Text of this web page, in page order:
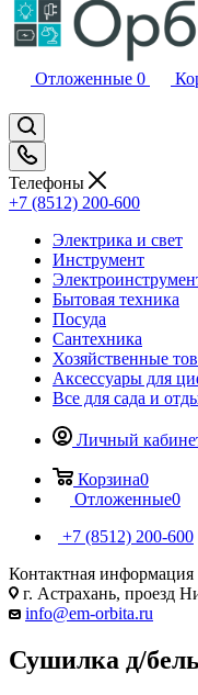
Отложенные 0
Телефоны
+7 (8512) 200-600
Электрика и свет
Инструмент
Бытовая техника
Посуда
Сантехника
Хозяйственные
Аксессуары для
Все для сада и
Личный
Корзина0
Отложенные0
+7 (8512) 200-600
Контактная информация
г. Астрахань, проезд
info@em-orbita.ru
Сушилка д/